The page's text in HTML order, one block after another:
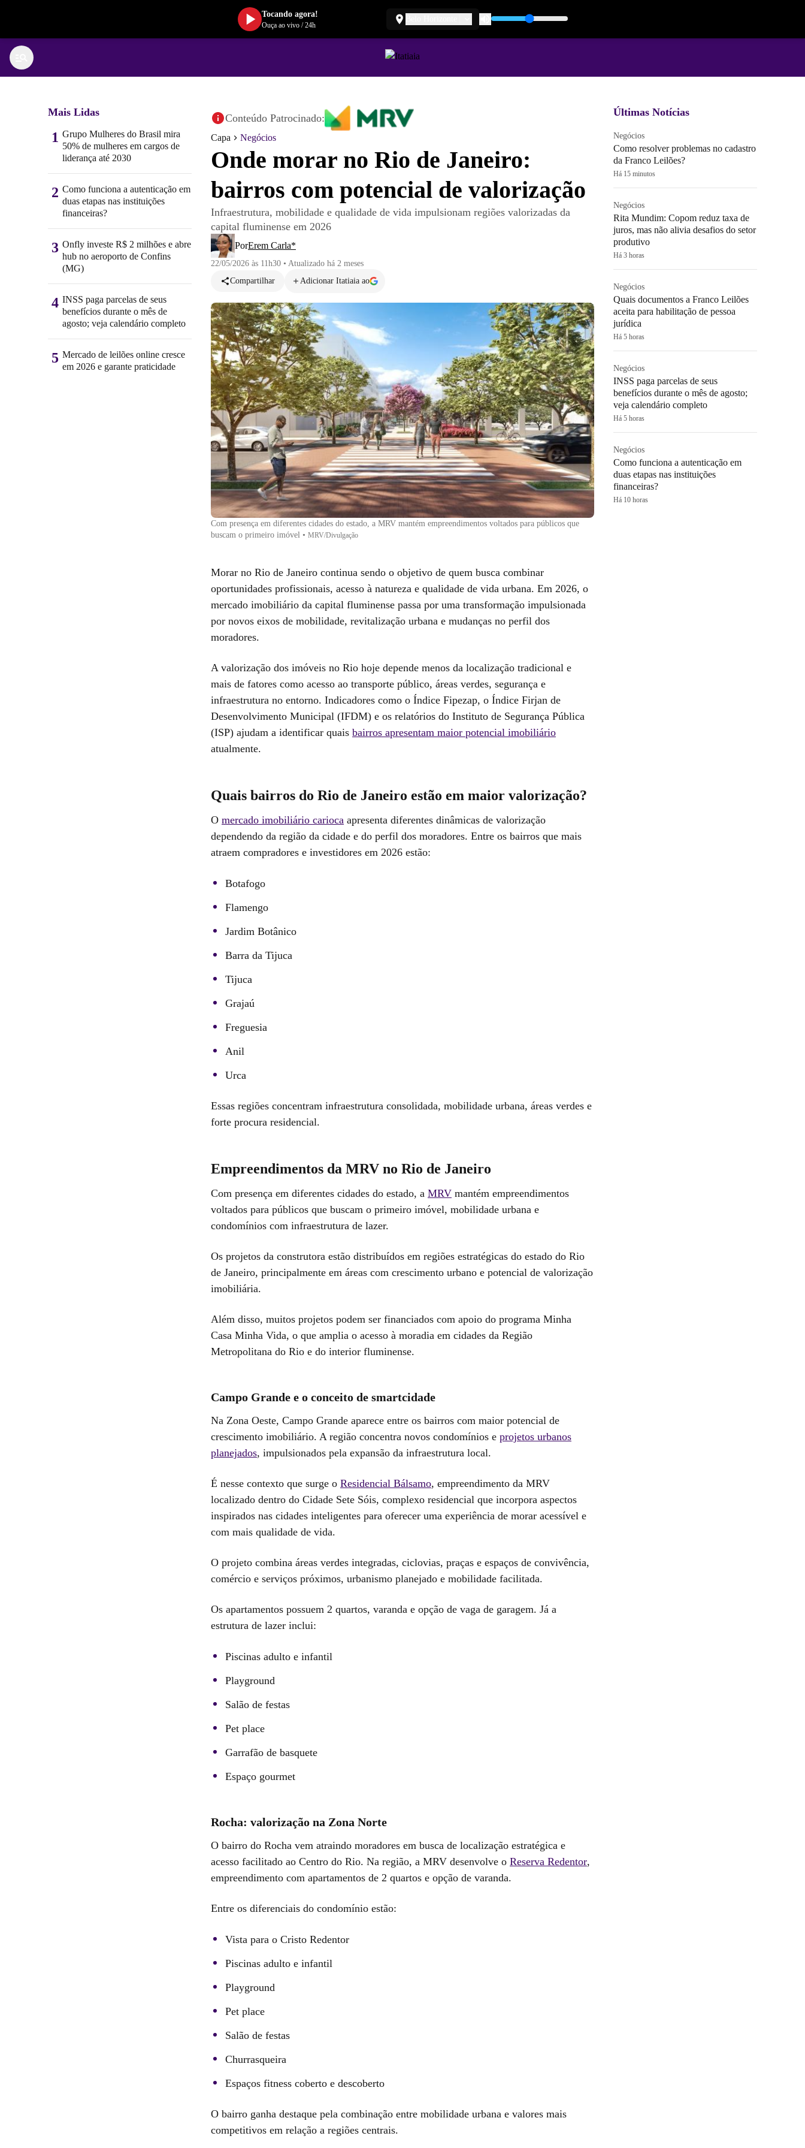
Conteúdo Patrocinado:
Capa Negócios
Onde morar no Rio de Janeiro:
bairros com potencial de valorização
Infraestrutura, mobilidade e qualidade de vida impulsionam regiões valorizadas da
capital fluminense em 2026
PorErem Carla*
22/05/2026 às 11h30 • Atualizado há 2 meses
Compartilhar
Adicionar Itatiaia ao
Com presença em diferentes cidades do estado, a MRV mantém empreendimentos voltados para públicos que
buscam o primeiro imóvel • MRV/Divulgação
Morar no Rio de Janeiro continua sendo o objetivo de quem busca combinar
oportunidades profissionais, acesso à natureza e qualidade de vida urbana. Em 2026, o
mercado imobiliário da capital fluminense passa por uma transformação impulsionada
por novos eixos de mobilidade, revitalização urbana e mudanças no perfil dos
moradores.
A valorização dos imóveis no Rio hoje depende menos da localização tradicional e
mais de fatores como acesso ao transporte público, áreas verdes, segurança e
infraestrutura no entorno. Indicadores como o Índice Fipezap, o Índice Firjan de
Desenvolvimento Municipal (IFDM) e os relatórios do Instituto de Segurança Pública
(ISP) ajudam a identificar quais bairros apresentam maior potencial imobiliário
atualmente.
Quais bairros do Rio de Janeiro estão em maior valorização?
O mercado imobiliário carioca apresenta diferentes dinâmicas de valorização
dependendo da região da cidade e do perfil dos moradores. Entre os bairros que mais
atraem compradores e investidores em 2026 estão:
Botafogo
Flamengo
Jardim Botânico
Barra da Tijuca
Tijuca
Grajaú
Freguesia
Anil
Urca
Essas regiões concentram infraestrutura consolidada, mobilidade urbana, áreas verdes e
forte procura residencial.
Empreendimentos da MRV no Rio de Janeiro
Com presença em diferentes cidades do estado, a MRV mantém empreendimentos
voltados para públicos que buscam o primeiro imóvel, mobilidade urbana e
condomínios com infraestrutura de lazer.
Os projetos da construtora estão distribuídos em regiões estratégicas do estado do Rio
de Janeiro, principalmente em áreas com crescimento urbano e potencial de valorização
imobiliária.
Além disso, muitos projetos podem ser financiados com apoio do programa Minha
Casa Minha Vida, o que amplia o acesso à moradia em cidades da Região
Metropolitana do Rio e do interior fluminense.
Campo Grande e o conceito de smartcidade
Na Zona Oeste, Campo Grande aparece entre os bairros com maior potencial de
crescimento imobiliário. A região concentra novos condomínios e projetos urbanos
planejados, impulsionados pela expansão da infraestrutura local.
É nesse contexto que surge o Residencial Bálsamo, empreendimento da MRV
localizado dentro do Cidade Sete Sóis, complexo residencial que incorpora aspectos
inspirados nas cidades inteligentes para oferecer uma experiência de morar acessível e
com mais qualidade de vida.
O projeto combina áreas verdes integradas, ciclovias, praças e espaços de convivência,
comércio e serviços próximos, urbanismo planejado e mobilidade facilitada.
Os apartamentos possuem 2 quartos, varanda e opção de vaga de garagem. Já a
estrutura de lazer inclui:
Piscinas adulto e infantil
Playground
Salão de festas
Pet place
Garrafão de basquete
Espaço gourmet
Rocha: valorização na Zona Norte
O bairro do Rocha vem atraindo moradores em busca de localização estratégica e
acesso facilitado ao Centro do Rio. Na região, a MRV desenvolve o Reserva Redentor,
empreendimento com apartamentos de 2 quartos e opção de varanda.
Entre os diferenciais do condomínio estão:
Vista para o Cristo Redentor
Piscinas adulto e infantil
Playground
Pet place
Salão de festas
Churrasqueira
Espaços fitness coberto e descoberto
O bairro ganha destaque pela combinação entre mobilidade urbana e valores mais
competitivos em relação a regiões centrais.
Mais Lidas
1 Grupo Mulheres do Brasil mira
50% de mulheres em cargos de
liderança até 2030
2 Como funciona a autenticação em
duas etapas nas instituições
financeiras?
3 Onfly investe R$ 2 milhões e abre
hub no aeroporto de Confins
(MG)
4 INSS paga parcelas de seus
benefícios durante o mês de
agosto; veja calendário completo
5 Mercado de leilões online cresce
em 2026 e garante praticidade
Últimas Notícias
Negócios
Como resolver problemas no cadastro
da Franco Leilões?
Há 15 minutos
Negócios
Rita Mundim: Copom reduz taxa de
juros, mas não alivia desafios do setor
produtivo
Há 3 horas
Negócios
Quais documentos a Franco Leilões
aceita para habilitação de pessoa
jurídica
Há 5 horas
Negócios
INSS paga parcelas de seus
benefícios durante o mês de agosto;
veja calendário completo
Há 5 horas
Negócios
Como funciona a autenticação em
duas etapas nas instituições
financeiras?
Há 10 horas
Tocando agora!
Ouça ao vivo/24h